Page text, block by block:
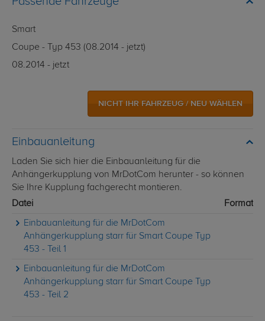
Smart
Coupe - Typ 453 (08.2014 - jetzt)
08.2014 - jetzt
NICHT IHR FAHRZEUG / NEU WÄHLEN
Einbauanleitung
Laden Sie sich hier die Einbauanleitung für die
Anhängerkupplung von MrDotCom herunter - so können
Sie Ihre Kupplung fachgerecht montieren.
Datei
Format
Einbauanleitung für die MrDotCom
Anhängerkupplung starr für Smart Coupe Typ
453 - Teil 1
Einbauanleitung für die MrDotCom
Anhängerkupplung starr für Smart Coupe Typ
453 - Teil 2